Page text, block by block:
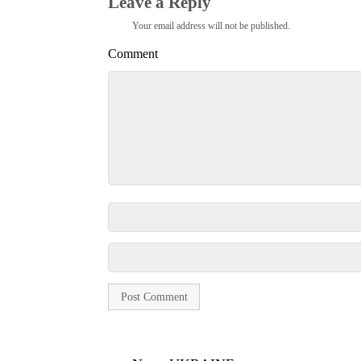
Your email address will not be published.
Comment